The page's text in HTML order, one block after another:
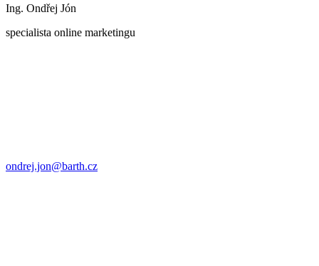
Ing. Ondřej Jón
specialista online marketingu
ondrej.jon@barth.cz